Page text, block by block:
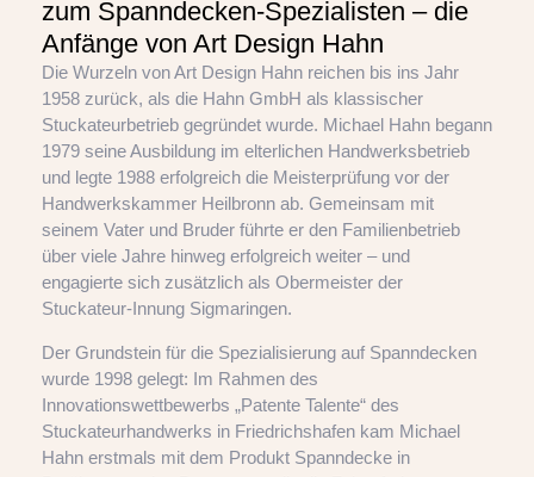
zum Spanndecken-Spezialisten – die
Anfänge von Art Design Hahn
Die Wurzeln von Art Design Hahn reichen bis ins Jahr
1958 zurück, als die Hahn GmbH als klassischer
Stuckateurbetrieb gegründet wurde. Michael Hahn begann
1979 seine Ausbildung im elterlichen Handwerksbetrieb
und legte 1988 erfolgreich die Meisterprüfung vor der
Handwerkskammer Heilbronn ab. Gemeinsam mit
seinem Vater und Bruder führte er den Familienbetrieb
über viele Jahre hinweg erfolgreich weiter – und
engagierte sich zusätzlich als Obermeister der
Stuckateur-Innung Sigmaringen.
Der Grundstein für die Spezialisierung auf Spanndecken
wurde 1998 gelegt: Im Rahmen des
Innovationswettbewerbs „Patente Talente“ des
Stuckateurhandwerks in Friedrichshafen kam Michael
Hahn erstmals mit dem Produkt Spanndecke in